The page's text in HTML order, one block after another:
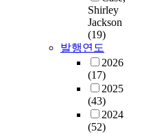
Shirley
Jackson
(19)
발행연도
2026
(17)
2025
(43)
2024
(52)